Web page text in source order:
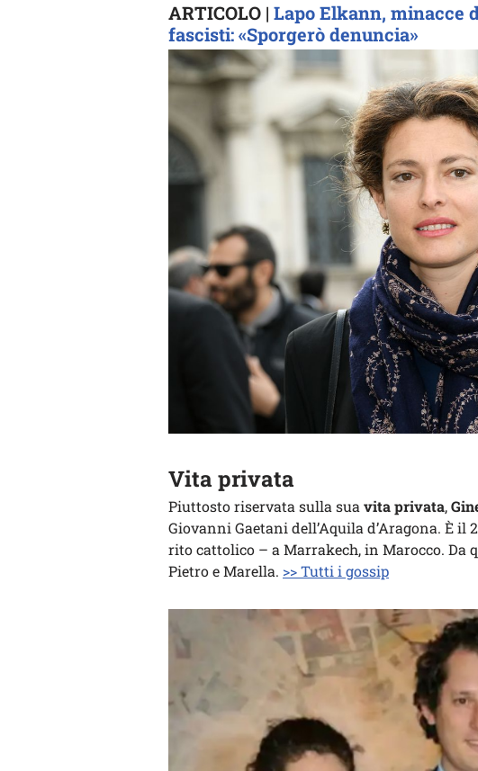
ARTICOLO | Lapo Elkann, minacce
fascisti: «Sporgerò denuncia»
Vita privata
Piuttosto riservata sulla sua vita privata,
Giovanni Gaetani dell’Aquila d’Aragona. È
rito cattolico – a Marrakech, in Marocco. Da
Pietro e Marella. >> Tutti i gossip